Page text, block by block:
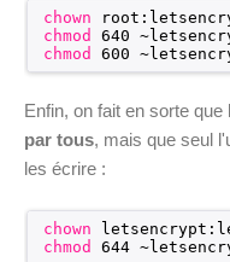
chown
chmod
640
chmod
600
Enfin, on fait en sorte que
par tous, mais que seul
les écrire :
chown
chmod
644